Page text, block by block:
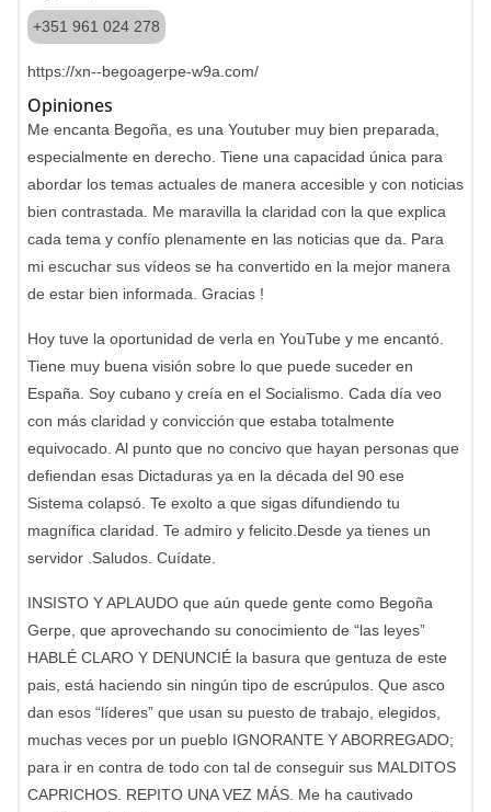
+351 961 024 278
https://xn--begoagerpe-w9a.com/
Opiniones
Me encanta Begoña, es una Youtuber muy bien preparada,
especialmente en derecho. Tiene una capacidad única para
abordar los temas actuales de manera accesible y con noticias
bien contrastada. Me maravilla la claridad con la que explica
cada tema y confío plenamente en las noticias que da. Para
mi escuchar sus vídeos se ha convertido en la mejor manera
de estar bien informada. Gracias !
Hoy tuve la oportunidad de verla en YouTube y me encantó.
Tiene muy buena visión sobre lo que puede suceder en
España. Soy cubano y creía en el Socialismo. Cada día veo
con más claridad y convicción que estaba totalmente
equivocado. Al punto que no concivo que hayan personas que
defiendan esas Dictaduras ya en la década del 90 ese
Sistema colapsó. Te exolto a que sigas difundiendo tu
magnífica claridad. Te admiro y felicito.Desde ya tienes un
servidor .Saludos. Cuídate.
INSISTO Y APLAUDO que aún quede gente como Begoña
Gerpe, que aprovechando su conocimiento de “las leyes”
HABLÉ CLARO Y DENUNCIÉ la basura que gentuza de este
pais, está haciendo sin ningún tipo de escrúpulos. Que asco
dan esos “líderes” que usan su puesto de trabajo, elegidos,
muchas veces por un pueblo IGNORANTE Y ABORREGADO;
para ir en contra de todo con tal de conseguir sus MALDITOS
CAPRICHOS. REPITO UNA VEZ MÁS. Me ha cautivado